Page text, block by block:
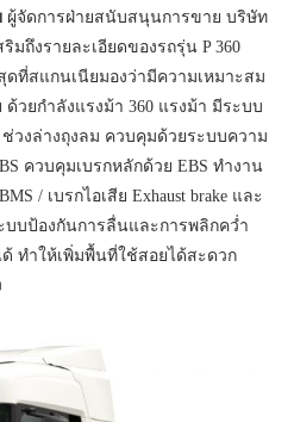
ผู้จัดการฝ่ายสนับสนุนการขาย บริษัท
มถึงรายละเอียดของรถรุ่น P 360
ดที่สแกนเนียมองว่ามีความเหมาะสม
วยกำลังแรงม้า 360 แรงม้า มีระบบ
วงล่างถุงลม ควบคุมด้วยระบบความ
ควบคุมเบรกหลักด้วย EBS ทำงาน
/ เบรกไอเสีย Exhaust brake และ
บบป้องกันการลื่นและการพลิกคว่ำ
ทำให้เพิ่มพื้นที่ใช้สอยได้สะดวก